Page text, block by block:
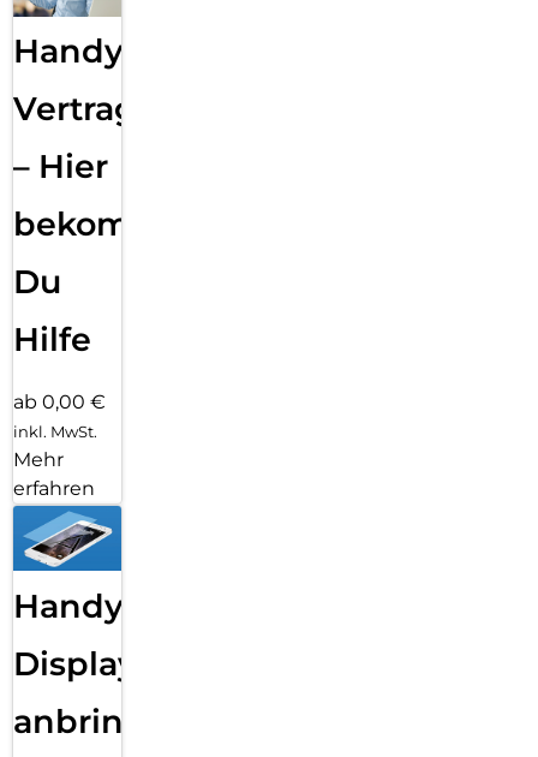
Handy
Vertragsabwicklung
– Hier
bekommst
Du
Hilfe
ab 0,00 €
inkl. MwSt.
Mehr
erfahren
Handy
Displayfolie
anbringen